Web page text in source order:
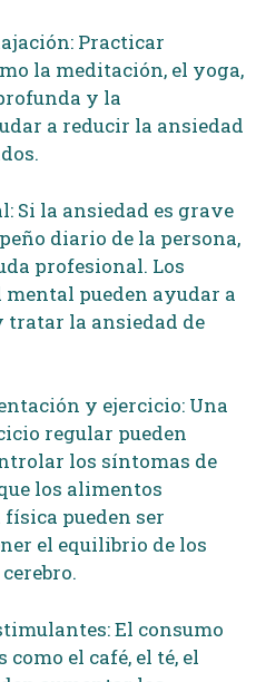
Practicar
la meditación, el yoga,
y la
a reducir la ansiedad
Si la ansiedad es grave
diario de la persona,
profesional. Los
pueden ayudar a
la ansiedad de
y ejercicio: Una
regular pueden
los síntomas de
los alimentos
pueden ser
el equilibrio de los
El consumo
el café, el té, el